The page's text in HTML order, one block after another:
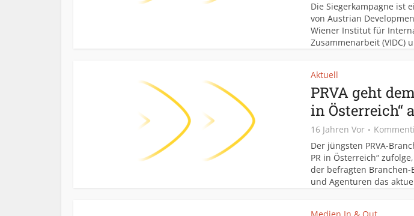
Die Siegerkampagne ist
von Austrian
Wiener Institut für
Zusammenarbeit (VIDC)
Aktuell
PRVA geht
in Österreich“
16 Jahren Vor
Der jüngsten PRVA-
PR in Österreich“
der befragten
und Agenturen das